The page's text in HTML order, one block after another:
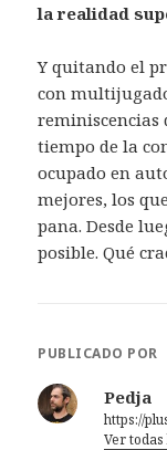
la realidad
Y quitando el
con
reminiscencias
tiempo de la
ocupado en
mejores, los
pana. Desde
posible. Qué
PUBLICADO POR
Pedja
https://
Ver